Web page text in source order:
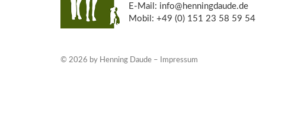
E-Mail: info@henningdaude.de
Mobil: +49 (0) 151 23 58 59 54
© 2026 by Henning Daude – Impressum